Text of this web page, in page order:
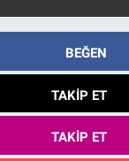
BEĞEN
TAKIP ET
TAKIP ET